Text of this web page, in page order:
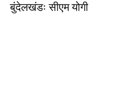
बुंदेलखंडः सीएम योगी